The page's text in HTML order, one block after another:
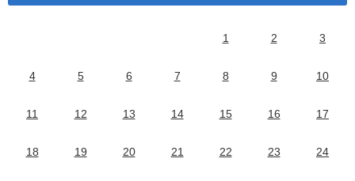
1 2 3
4 5 6 7 8 9 10
11 12 13 14 15 16 17
18 19 20 21 22 23 24